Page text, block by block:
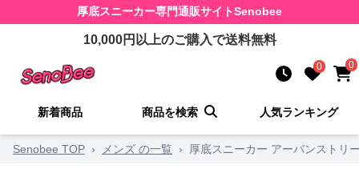
厚底スニーカー専門通販サイトSenobee
10,000円以上のご購入で送料無料
0 0
新着商品 商品を検索 人気ランキング
Senobee TOP › メンズ の一覧 › 厚底スニーカー アーバンストリ